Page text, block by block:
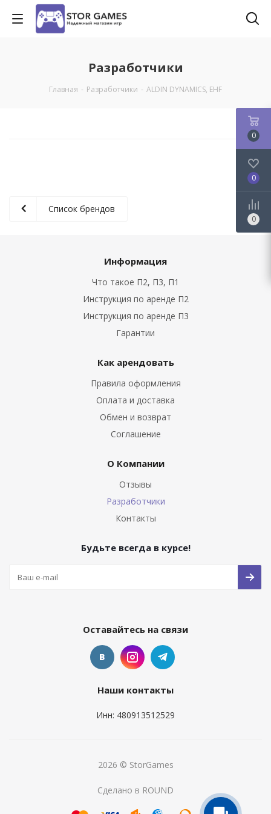
Разработчики
Главная - Разработчики - ALDIN DYNAMICS, EHF
Список брендов
Информация
Что такое П2, П3, П1
Инструкция по аренде П2
Инструкция по аренде П3
Гарантии
Как арендовать
Правила оформления
Оплата и доставка
Обмен и возврат
Соглашение
О Компании
Отзывы
Разработчики
Контакты
Будьте всегда в курсе!
Оставайтесь на связи
Наши контакты
Инн: 480913512529
2026 © StorGames
Сделано в ROUND
0
0
0